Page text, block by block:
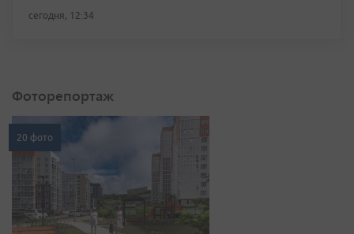
сегодня, 12:34
Фоторепортаж
20 фото